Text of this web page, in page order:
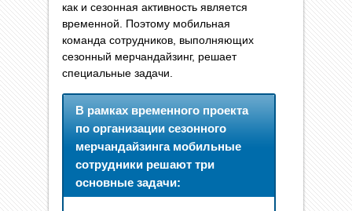
как и сезонная активность является
временной. Поэтому мобильная
команда сотрудников, выполняющих
сезонный мерчандайзинг, решает
специальные задачи.
В рамках временного проекта
по организации сезонного
мерчандайзинга мобильные
сотрудники решают три
основные задачи: